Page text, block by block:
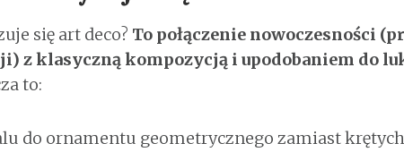
się art deco? To połączenie nowoczesności
z klasyczną kompozycją i upodobaniem do
to:
do ornamentu geometrycznego zamiast